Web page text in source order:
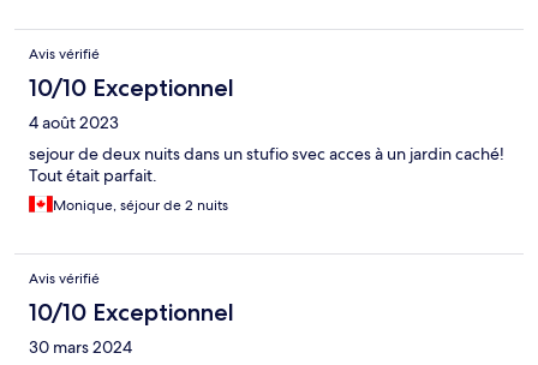
Avis vérifié
10/10 Exceptionnel
4 août 2023
sejour de deux nuits dans un stufio svec acces à un jardin caché!
Tout était parfait.
Monique, séjour de 2 nuits
Avis vérifié
10/10 Exceptionnel
30 mars 2024